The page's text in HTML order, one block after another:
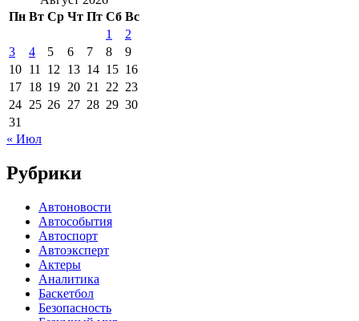
Пн Вт Ср Чт Пт Сб Вс
1
2
3
4 5 6 7 8
9
10 11 12 13 14 15 16
17 18 19 20 21 22 23
24 25 26 27 28 29 30
31
« Июл
Рубрики
Автоновости
Автособытия
Автоспорт
Автоэксперт
Актеры
Аналитика
Баскетбол
Безопасность